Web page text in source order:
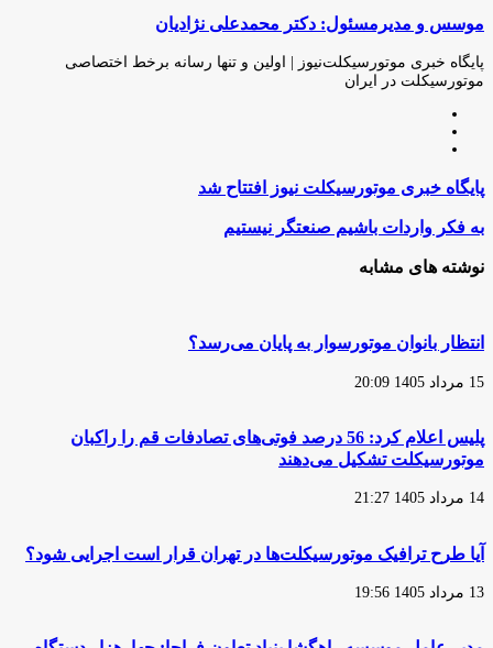
از
ایمیل
موسس و مدیرمسئول: دکتر محمدعلی نژادیان
پایگاه خبری موتورسیکلت‌نیوز | اولین و تنها رسانه برخط اختصاصی
موتورسیکلت در ایران
پایگاه
خبری
موتورسیکلت
نیوز
افتتاح
شد
پایگاه خبری موتورسیکلت نیوز افتتاح شد
به
واردات
باشیم
به فکر واردات باشیم صنعتگر نیستیم
نوشته های مشابه
انتظار بانوان موتورسوار به پایان می‌رسد؟
15 مرداد 1405 20:09
پلیس اعلام کرد: 56 درصد فوتی‌های تصادفات قم را راکبان
موتورسیکلت تشکیل می‌دهند
14 مرداد 1405 21:27
آیا طرح ترافیک موتورسیکلت‌ها در تهران قرار است اجرایی شود؟
13 مرداد 1405 19:56